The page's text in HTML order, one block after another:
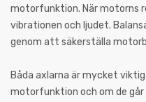
motorfunktion. När motorns
vibrationen och ljudet.
genom att säkerställa
Båda axlarna är mycket
motorfunktion och om de går